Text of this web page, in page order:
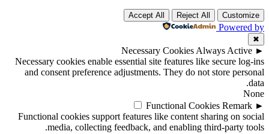
Customize
Reject All
Accept All
Powered by
✖
►
Necessary Cookies Always Active
Necessary cookies enable essential site features like secure log-ins
and consent preference adjustments. They do not store personal
data.
None
►
Functional Cookies Remark
Functional cookies support features like content sharing on social
media, collecting feedback, and enabling third-party tools.